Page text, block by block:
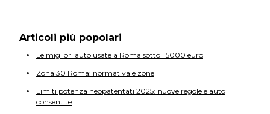
Articoli più popolari
Le migliori auto usate a Roma sotto i 5000 euro
Zona 30 Roma: normativa e zone
Limiti potenza neopatentati 2025: nuove regole e auto
consentite